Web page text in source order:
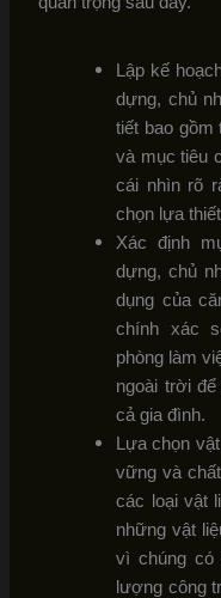
Lập kế
dựng, chủ
tiết bao gồm
và mục tiêu
cái nhìn rõ
chọn lựa
Xác định
dựng, chủ
dụng của
chính xác
phòng làm
ngoài trời
cả gia đình.
Lựa chọn
vững và
các loại vật
những vật
vì chúng có
lượng công